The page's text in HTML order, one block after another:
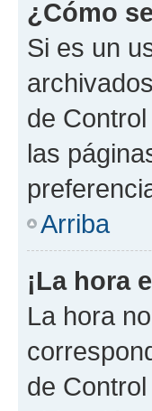
¿Cómo
Si es un
de
las
Arriba
¡La hora
La hora
de